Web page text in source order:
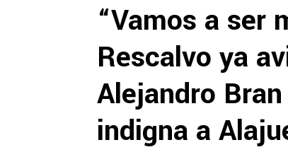
Liga de Naciones
Copa de Campeones
Copa Centroamericana
MLS
“Vamos a ser
Rescalvo ya
Alejandro
indigna a